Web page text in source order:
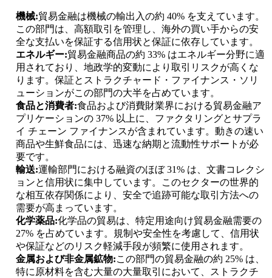
機械:貿易金融は機械の輸出入の約 40% を支えています。
この部門は、高額取引を管理し、海外の買い手からの安
全な支払いを保証する信用状と保証に依存しています。
エネルギー:貿易金融商品の約 33% はエネルギー分野に適
用されており、地政学的変動により取引リスクが高くな
ります。保証とストラクチャード・ファイナンス・ソリ
ューションがこの部門の大半を占めています。
食品と消費者:食品および消費財業界における貿易金融ア
プリケーションの 37% 以上に、ファクタリングとサプラ
イ チェーン ファイナンスが含まれています。動きの速い
商品や生鮮食品には、迅速な納期と流動性サポートが必
要です。
輸送:運輸部門における融資のほぼ 31% は、文書コレクシ
ョンと信用状に集中しています。このセクターの世界的
な相互依存関係により、安全で追跡可能な取引方法への
需要が高まっています。
化学薬品:化学品の貿易は、特定用途向け貿易金融需要の
27% を占めています。規制や安全性を考慮して、信用状
や保証などのリスク軽減手段が頻繁に使用されます。
金属および非金属鉱物:この部門の貿易金融の約 25% は、
特に原材料を含む大量の大量取引において、ストラクチ